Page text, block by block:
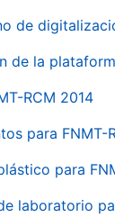
de
de la
RCM 2014
para FNMT-
para
laboratorio